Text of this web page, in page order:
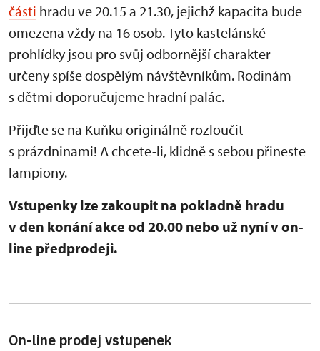
části hradu ve 20.15 a 21.30, jejichž kapacita bude
omezena vždy na 16 osob.Tyto kastelánské
prohlídky jsou pro svůj odbornější charakter
určeny spíše dospělým návštěvníkům. Rodinám
s dětmi doporučujeme hradní palác.
Přijďte se na Kuňku originálně rozloučit
s prázdninami! A chcete-li, klidně s sebou přineste
lampiony.
Vstupenky lze zakoupit na pokladně hradu
v den konání akce od 20.00 nebo už nyní v on-
line předprodeji.
On-line prodej vstupenek